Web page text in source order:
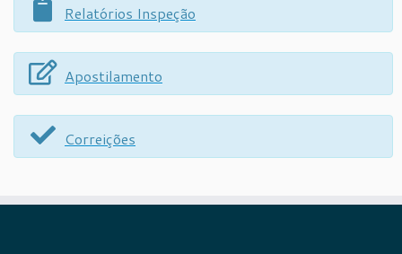
Relatórios Inspeção
Apostilamento
Correições